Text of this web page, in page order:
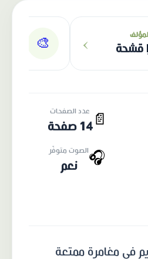
قشحة ›
🎨
📄
عدد الصفحات
14 صفحة
🎧الصوت متوفّر
نعم
في مغامرة ممتعة